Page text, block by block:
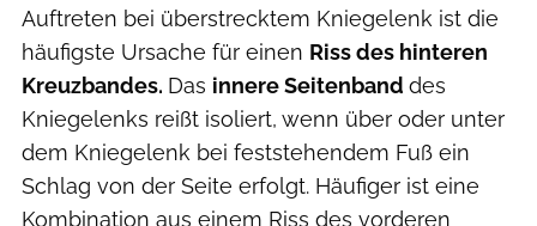
Auftreten bei überstrecktem Kniegelenk ist die
häufigste Ursache für einen Riss des hinteren
Kreuzbandes. Das innere Seitenband des
Kniegelenks reißt isoliert, wenn über oder unter
dem Kniegelenk bei feststehendem Fuß ein
Schlag von der Seite erfolgt. Häufiger ist eine
Kombination aus einem Riss des vorderen